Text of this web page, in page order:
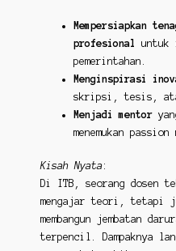
Mempersiapkan
profesional
untuk
pemerintahan.
Menginspirasi
skripsi, tesis,
Menjadi mentor
menemukan passion
Kisah Nyata:
Di ITB, seorang dosen
mengajar teori, tetapi
membangun jembatan
terpencil. Dampaknya